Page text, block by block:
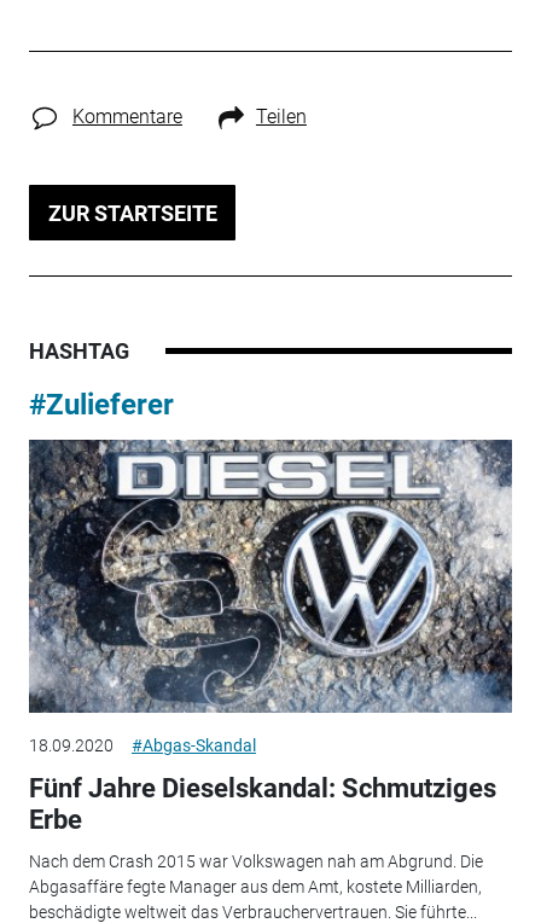
Kommentare Teilen
ZUR STARTSEITE
HASHTAG
#Zulieferer
18.09.2020 #Abgas-Skandal
Fünf Jahre Dieselskandal: Schmutziges
Erbe
Nach dem Crash 2015 war Volkswagen nah am Abgrund. Die
Abgasaffäre fegte Manager aus dem Amt, kostete Milliarden,
beschädigte weltweit das Verbrauchervertrauen. Sie führte...